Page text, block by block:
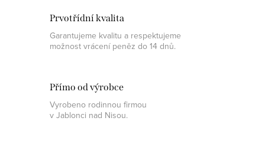
Prvotřídní kvalita
Garantujeme kvalitu a respektujeme
možnost vrácení peněz do 14 dnů.
Přímo od výrobce
Vyrobeno rodinnou firmou
v Jablonci nad Nisou.